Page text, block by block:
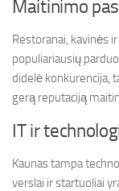
Maitinimo
Restoranai, kavinės
populiariausių
didelė konkurencija,
gerą reputaciją
IT ir
Kaunas tampa
verslai ir startuoliai